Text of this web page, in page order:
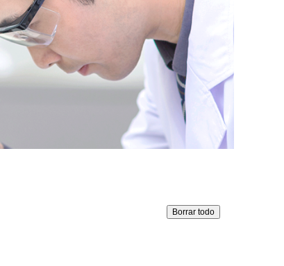
Borrar todo